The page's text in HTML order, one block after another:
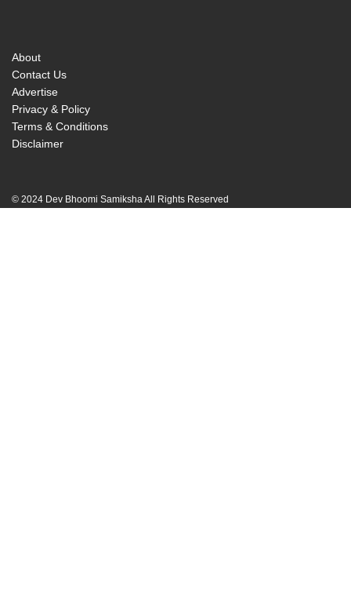
About
Contact Us
Advertise
Privacy & Policy
Terms & Conditions
Disclaimer
© 2024 Dev Bhoomi Samiksha All Rights Reserved